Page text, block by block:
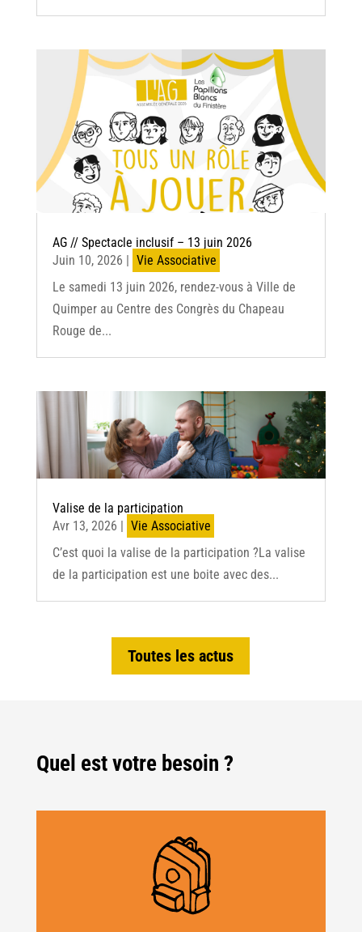
AG // Spectacle inclusif – 13 juin 2026
Juin 10, 2026 | Vie Associative
Le samedi 13 juin 2026, rendez-vous à Ville de
Quimper au Centre des Congrès du Chapeau
Rouge de...
Valise de la participation
Avr 13, 2026 | Vie Associative
C’est quoi la valise de la participation ?La valise
de la participation est une boite avec des...
Toutes les actus
Quel est votre besoin ?